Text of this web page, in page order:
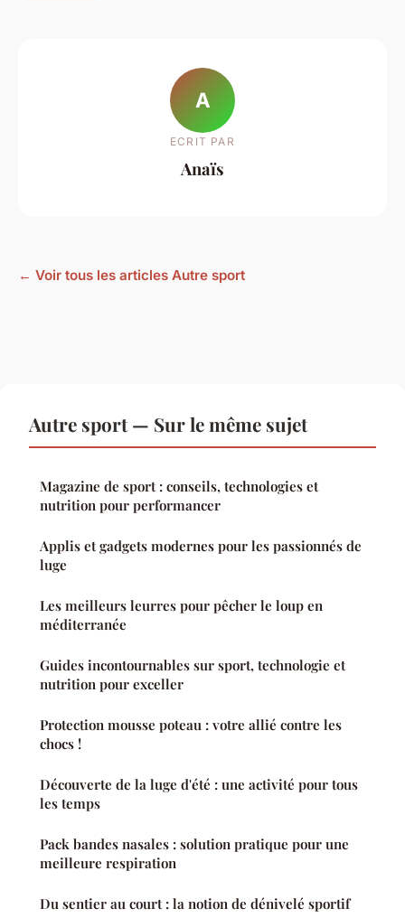
A
ECRIT PAR
Anaïs
← Voir tous les articles Autre sport
Autre sport — Sur le même sujet
Magazine de sport : conseils, technologies et
nutrition pour performancer
Applis et gadgets modernes pour les passionnés de
luge
Les meilleurs leurres pour pêcher le loup en
méditerranée
Guides incontournables sur sport, technologie et
nutrition pour exceller
Protection mousse poteau : votre allié contre les
chocs !
Découverte de la luge d'été : une activité pour tous
les temps
Pack bandes nasales : solution pratique pour une
meilleure respiration
Du sentier au court : la notion de dénivelé sportif